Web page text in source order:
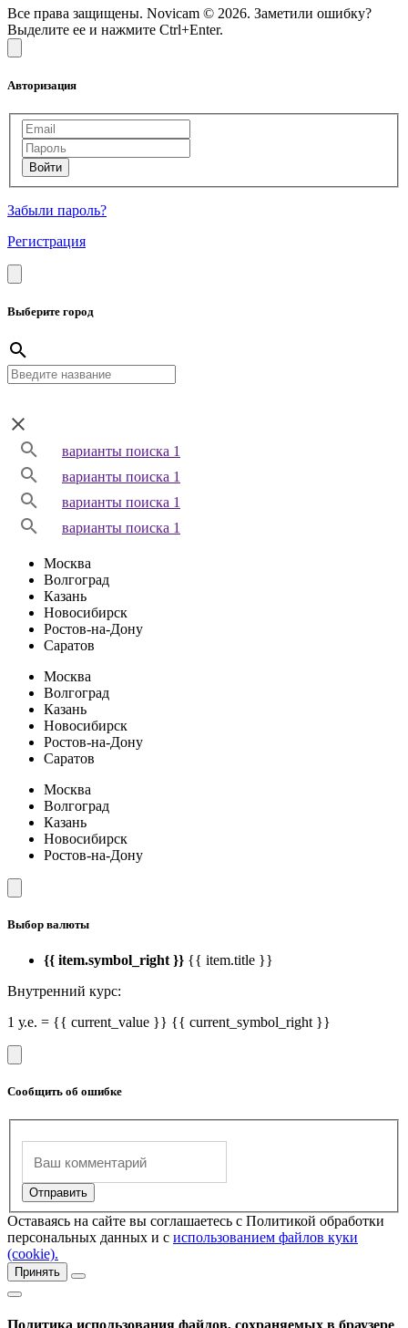
Все права защищены. Novicam © 2026. Заметили ошибку?
Выделите ее и нажмите Ctrl+Enter.
Авторизация
Забыли пароль?
Регистрация
Выберите город
варианты поиска 1
варианты поиска 1
варианты поиска 1
варианты поиска 1
Москва
Волгоград
Казань
Новосибирск
Ростов-на-Дону
Саратов
Москва
Волгоград
Казань
Новосибирск
Ростов-на-Дону
Саратов
Москва
Волгоград
Казань
Новосибирск
Ростов-на-Дону
Выбор валюты
{{ item.symbol_right }} {{ item.title }}
Внутренний курс:
1 у.е. = {{ current_value }} {{ current_symbol_right }}
Сообщить об ошибке
Оставаясь на сайте вы соглашаетесь с Политикой обработки
персональных данных и с использованием файлов куки
(cookie).
Принять